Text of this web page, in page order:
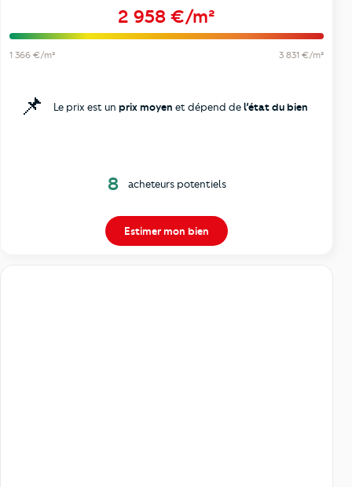
2 958 €/m²
1 366 €/m² 3 831 €/m²
📌 Le prix est un prix moyen et dépend del’état du bien
8 acheteurs potentiels
Estimer mon bien